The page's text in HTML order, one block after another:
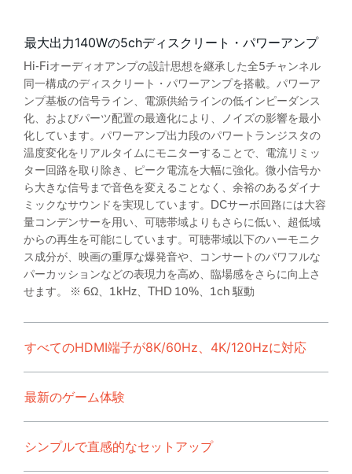
最大出力140Wの5chディスクリート・パワーアンプ
Hi-Fiオーディオアンプの設計思想を継承した全5チャンネル
同一構成のディスクリート・パワーアンプを搭載。パワーア
ンプ基板の信号ライン、電源供給ラインの低インピーダンス
化、およびパーツ配置の最適化により、ノイズの影響を最小
化しています。パワーアンプ出力段のパワートランジスタの
温度変化をリアルタイムにモニターすることで、電流リミッ
ター回路を取り除き、ピーク電流を大幅に強化。微小信号か
ら大きな信号まで音色を変えることなく、余裕のあるダイナ
ミックなサウンドを実現しています。DCサーボ回路には大容
量コンデンサーを用い、可聴帯域よりもさらに低い、超低域
からの再生を可能にしています。可聴帯域以下のハーモニク
ス成分が、映画の重厚な爆発音や、コンサートのパワフルな
パーカッションなどの表現力を高め、臨場感をさらに向上さ
せます。 ※ 6Ω、1kHz、THD 10%、1ch 駆動
すべてのHDMI端子が8K/60Hz、4K/120Hzに対応
最新のゲーム体験
シンプルで直感的なセットアップ